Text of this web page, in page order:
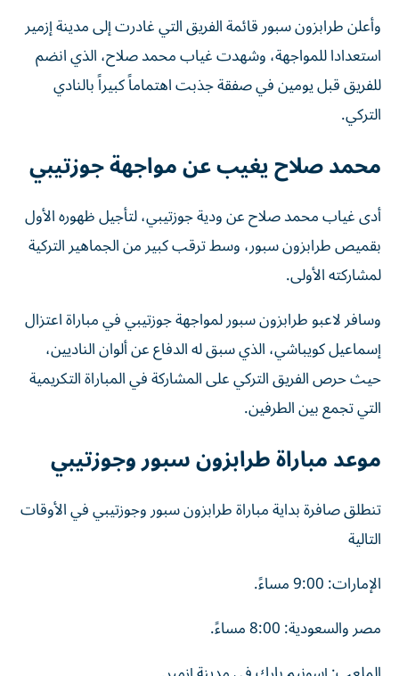
وأعلن طرابزون سبور قائمة الفريق التي غادرت إلى مدينة إزمير
استعدادا للمواجهة، وشهدت غياب محمد صلاح، الذي انضم
للفريق قبل يومين في صفقة جذبت اهتماماً كبيراً بالنادي
التركي.
محمد صلاح يغيب عن مواجهة جوزتيبي
أدى غياب محمد صلاح عن ودية جوزتيبي، لتأجيل ظهوره الأول
بقميص طرابزون سبور، وسط ترقب كبير من الجماهير التركية
لمشاركته الأولى.
وسافر لاعبو طرابزون سبور لمواجهة جوزتيبي في مباراة اعتزال
إسماعيل كويباشي، الذي سبق له الدفاع عن ألوان الناديين،
حيث حرص الفريق التركي على المشاركة في المباراة التكريمية
التي تجمع بين الطرفين.
موعد مباراة طرابزون سبور وجوزتيبي
تنطلق صافرة بداية مباراة طرابزون سبور وجوزتيبي في الأوقات
التالية
الإمارات: 9:00 مساءً.
مصر والسعودية: 8:00 مساءً.